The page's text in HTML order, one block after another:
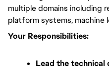
multiple domains including
platform systems, machine
Your Responsibilities:
Lead the technical